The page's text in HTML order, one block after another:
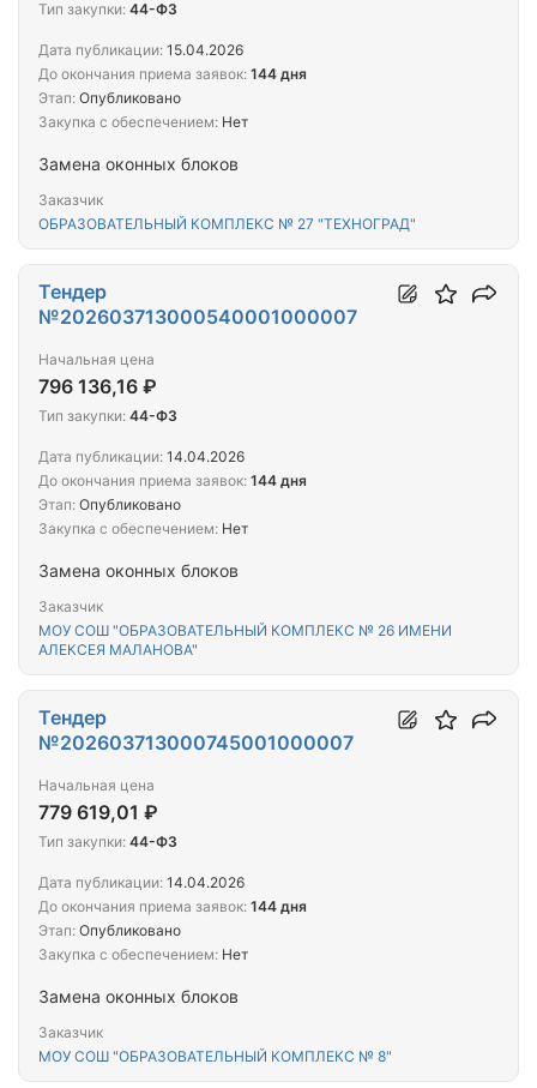
Замена оконных блоков
Заказчик
ОБРАЗОВАТЕЛЬНЫЙ КОМПЛЕКС № 27 "ТЕХНОГРАД"
Тип закупки: 44-ФЗ
Дата публикации: 15.04.2026
До окончания приема заявок: 144 дня
Этап: Опубликовано
Закупка с обеспечением: Нет
Замена оконных блоков
Заказчик
МОУ СОШ "ОБРАЗОВАТЕЛЬНЫЙ КОМПЛЕКС № 26 ИМЕНИ
АЛЕКСЕЯ МАЛАНОВА"
Тендер
№202603713000540001000007
Начальная цена
796 136,16 ₽
Тип закупки: 44-ФЗ
Дата публикации: 14.04.2026
До окончания приема заявок: 144 дня
Этап: Опубликовано
Закупка с обеспечением: Нет
Замена оконных блоков
Заказчик
МОУ СОШ "ОБРАЗОВАТЕЛЬНЫЙ КОМПЛЕКС № 8"
Тендер
№202603713000745001000007
Начальная цена
779 619,01 ₽
Тип закупки: 44-ФЗ
Дата публикации: 14.04.2026
До окончания приема заявок: 144 дня
Этап: Опубликовано
Закупка с обеспечением: Нет